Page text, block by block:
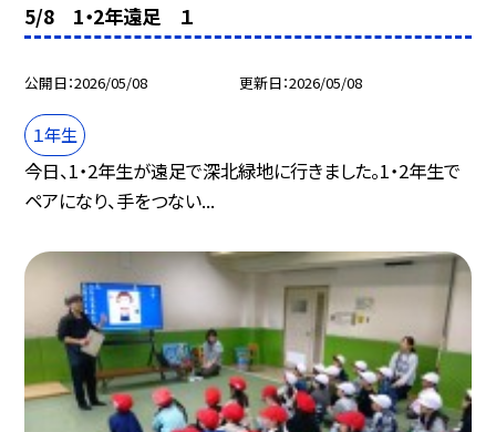
5/8 1・2年遠足 １
公開日 2026/05/08 更新日 2026/05/08
１年生
今日、1・2年生が遠足で深北緑地に行きました。1・2年生で
ペアになり、手をつない...